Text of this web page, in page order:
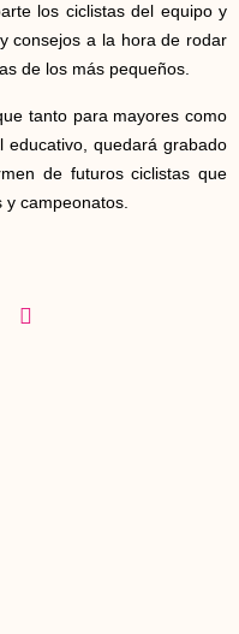
los ciclistas del equipo y
consejos a la hora de rodar
de los más pequeños.
tanto para mayores como
educativo, quedará grabado
de futuros ciclistas que
campeonatos.